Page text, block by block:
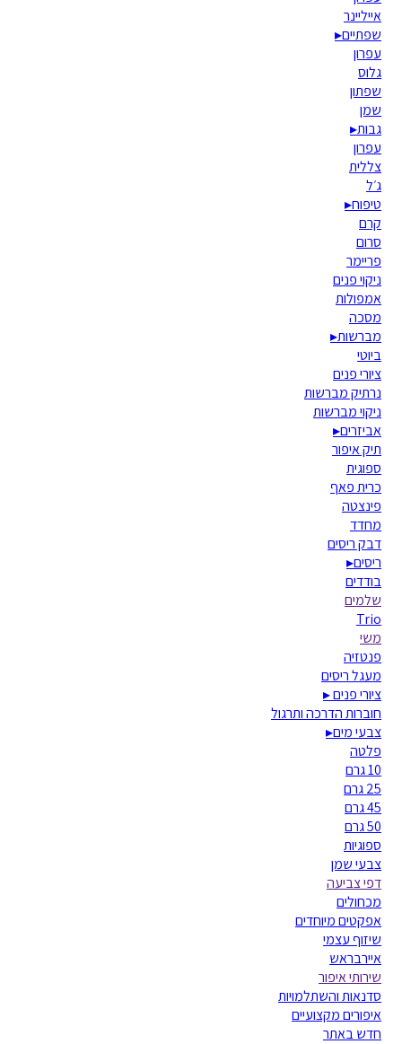
אייליינר
שפתיים▸
עפרון
גלוס
שפתון
שמן
גבות▸
עפרון
צללית
ג׳ל
טיפוח▸
קרם
סרום
פריימר
ניקוי פנים
אמפולות
מסכה
מברשות▸
ביוטי
ציורי פנים
נרתיק מברשות
ניקוי מברשות
אביזרים▸
תיק איפור
ספוגית
כרית פאף
פינצטה
מחדד
דבק ריסים
ריסים▸
בודדים
שלמים
Trio
משי
פנטזיה
מעגל ריסים
ציורי פנים▸
חוברות הדרכה ותרגול
צבעי מים▸
פלטה
10 גרם
25 גרם
45 גרם
50 גרם
ספוגיות
צבעי שמן
דפי צביעה
מכחולים
אפקטים מיוחדים
שיזוף עצמי
איירבראש
שירותי איפור
סדנאות והשתלמויות
איפורים מקצועיים
חדש באתר